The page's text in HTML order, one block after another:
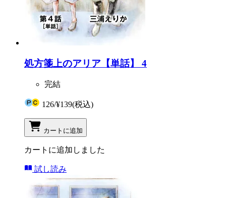
処方箋上のアリア【単話】 4
完結
126/¥139(税込)
カートに追加
カートに追加しました
試し読み